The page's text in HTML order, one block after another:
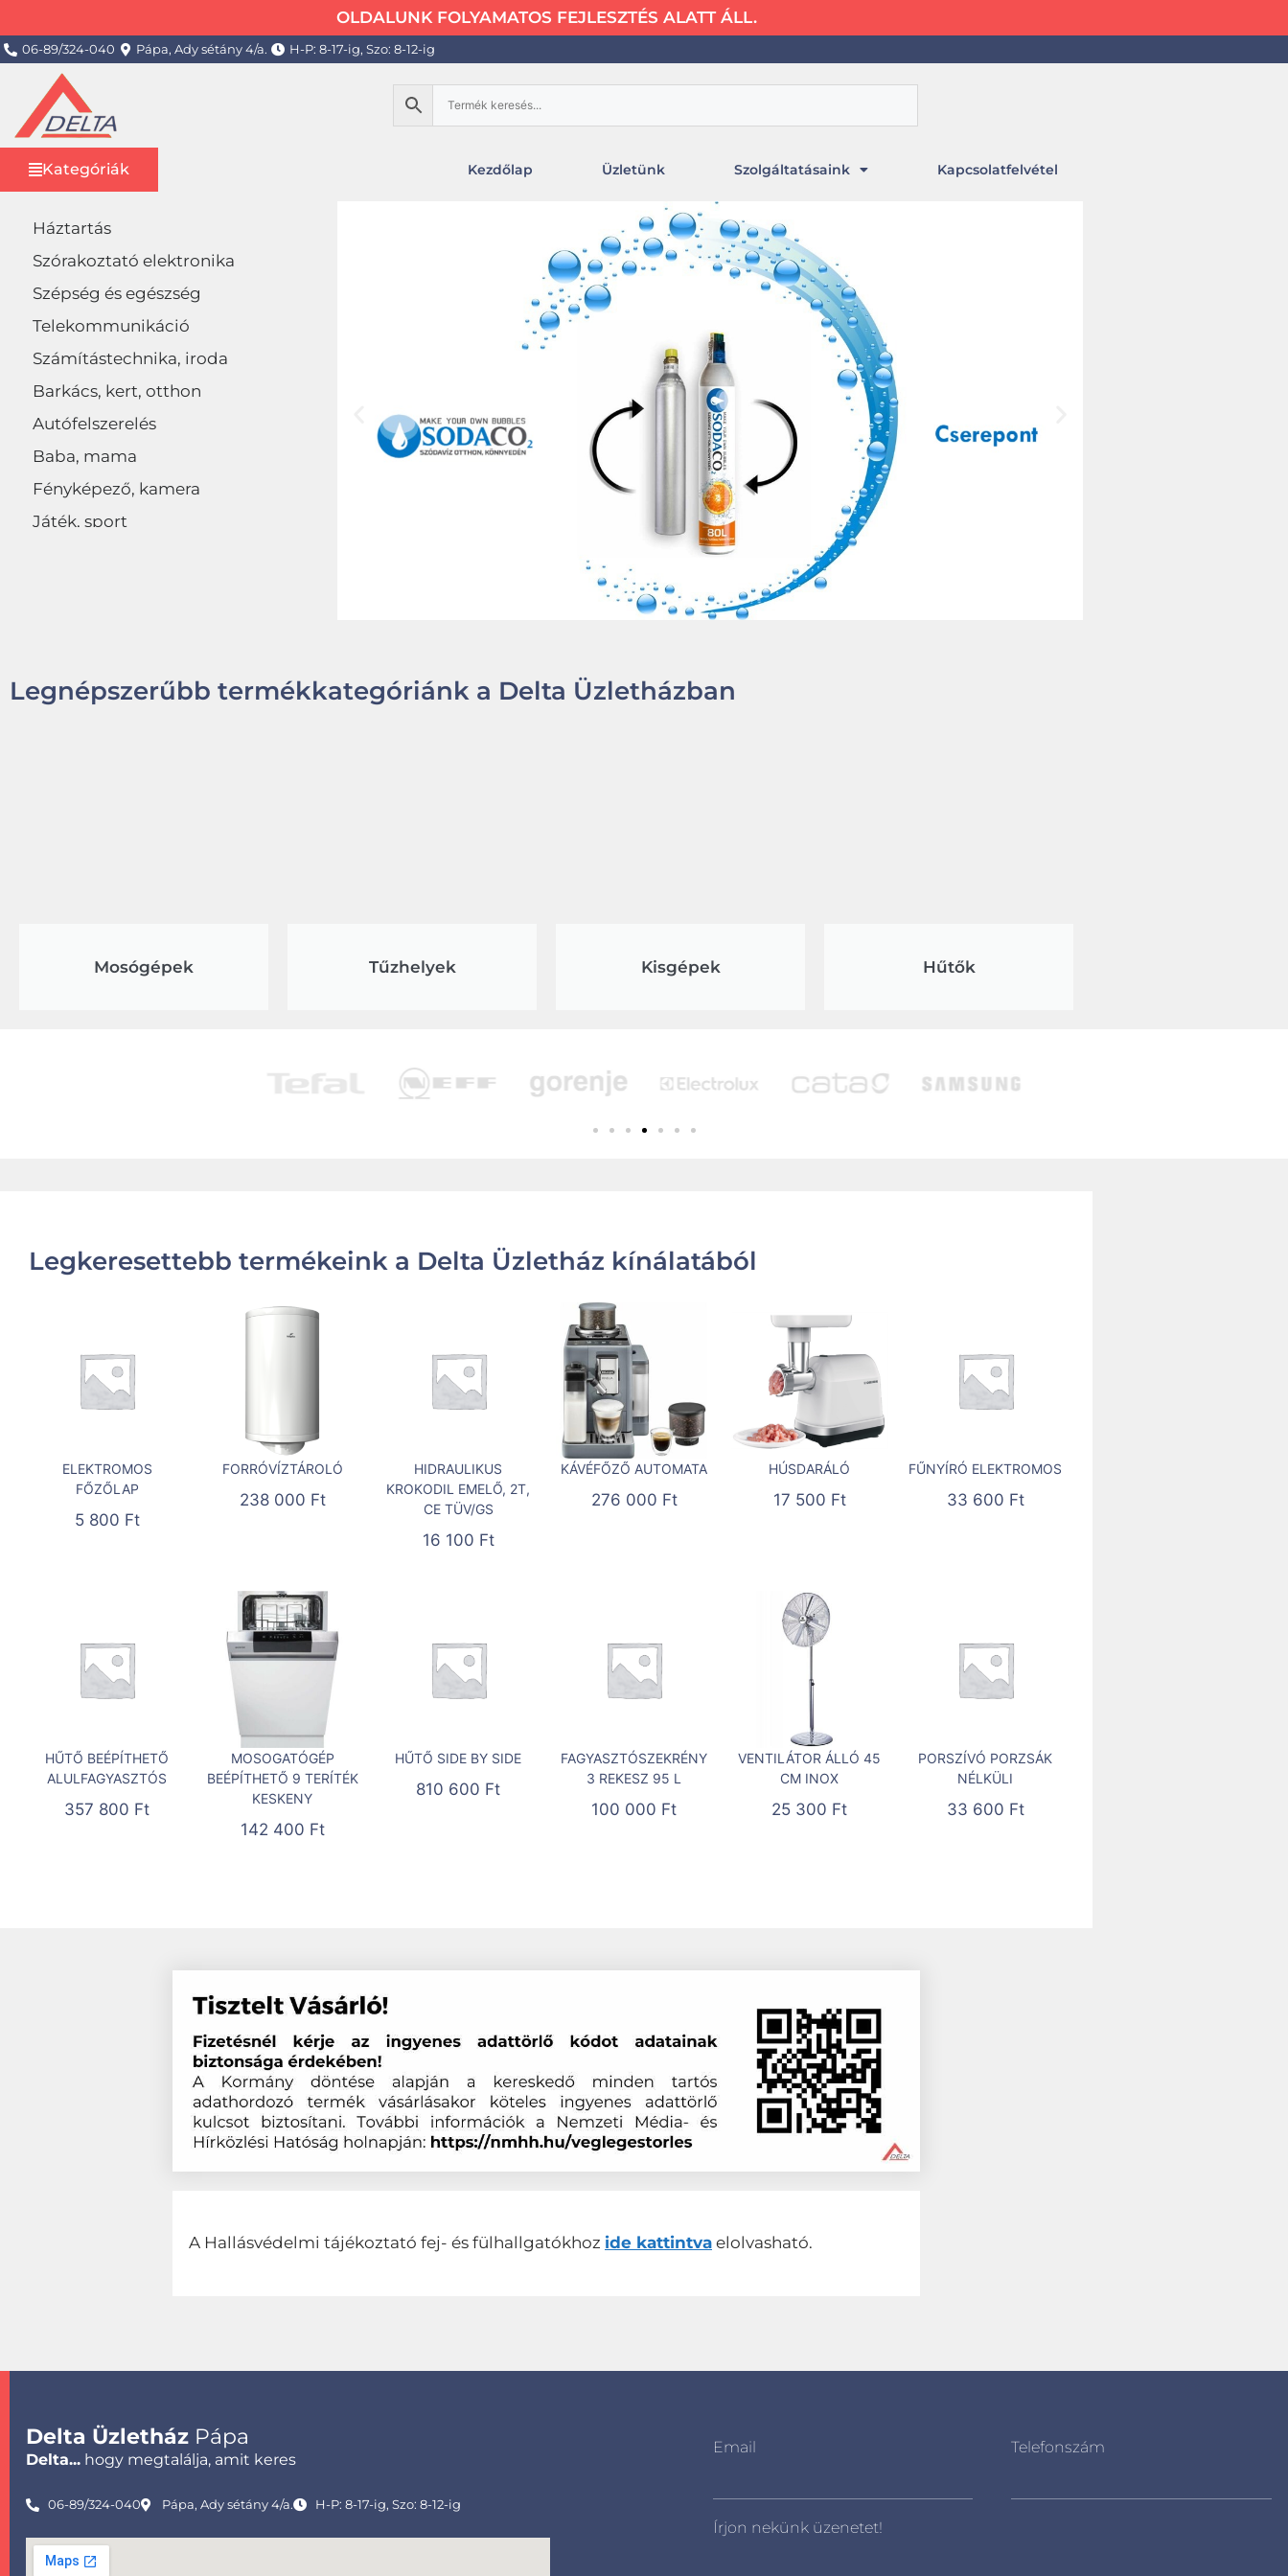
OLDALUNK FOLYAMATOS FEJLESZTÉS ALATT ÁLL.
06-89/324-040 Pápa, Ady sétány 4/a. H-P: 8-17-ig, Szo: 8-12-ig
Kategóriák Kezdőlap Üzletünk Szolgáltatásaink Kapcsolatfelvétel
Háztartás
Szórakoztató elektronika
Szépség és egészség
Telekommunikáció
Számítástechnika, iroda
Barkács, kert, otthon
Autófelszerelés
Baba, mama
Fényképező, kamera
Játék, sport
Legnépszerűbb termékkategóriánk a Delta Üzletházban
Mosógépek Tűzhelyek Kisgépek Hűtők
Legkeresettebb termékeink a Delta Üzletház kínálatából
ELEKTROMOS
FŐZŐLAP
5 800 Ft
FORRÓVÍZTÁROLÓ
238 000 Ft
HIDRAULIKUS
KROKODIL EMELŐ, 2T,
CE TÜV/GS
16 100 Ft
KÁVÉFŐZŐ AUTOMATA
276 000 Ft
HÚSDARÁLÓ
17 500 Ft
FŰNYÍRÓ ELEKTROMOS
33 600 Ft
HŰTŐ BEÉPÍTHETŐ
ALULFAGYASZTÓS
357 800 Ft
MOSOGATÓGÉP
BEÉPÍTHETŐ 9 TERÍTÉK
KESKENY
142 400 Ft
HŰTŐ SIDE BY SIDE
810 600 Ft
FAGYASZTÓSZEKRÉNY
3 REKESZ 95 L
100 000 Ft
VENTILÁTOR ÁLLÓ 45
CM INOX
25 300 Ft
PORSZÍVÓ PORZSÁK
NÉLKÜLI
33 600 Ft
A Hallásvédelmi tájékoztató fej- és fülhallgatókhoz ide kattintva elolvasható.
Delta Üzletház Pápa
Delta... hogy megtalálja, amit keres
06-89/324-040 Pápa, Ady sétány 4/a. H-P: 8-17-ig, Szo: 8-12-ig
Email Telefonszám
Írjon nekünk üzenetet!